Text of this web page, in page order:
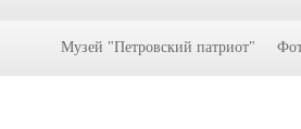
Музей "Петровский патриот"